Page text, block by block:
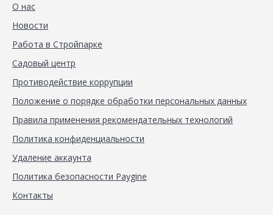
О нас
Новости
Работа в Стройпарке
Садовый центр
Противодействие коррупции
Положение о порядке обработки персональных данных
Правила применения рекомендательных технологий
Политика конфиденциальности
Удаление аккаунта
Политика безопасности Paygine
Контакты